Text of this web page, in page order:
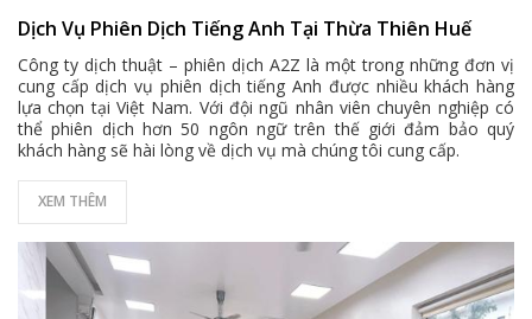
Dịch Vụ Phiên Dịch Tiếng Anh Tại Thừa Thiên Huế
Công ty dịch thuật – phiên dịch A2Z là một trong những đơn vị
cung cấp dịch vụ phiên dịch tiếng Anh được nhiều khách hàng
lựa chọn tại Việt Nam. Với đội ngũ nhân viên chuyên nghiệp có
thể phiên dịch hơn 50 ngôn ngữ trên thế giới đảm bảo quý
khách hàng sẽ hài lòng về dịch vụ mà chúng tôi cung cấp.
XEM THÊM